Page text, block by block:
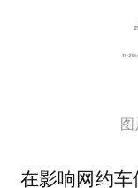
在影响网约